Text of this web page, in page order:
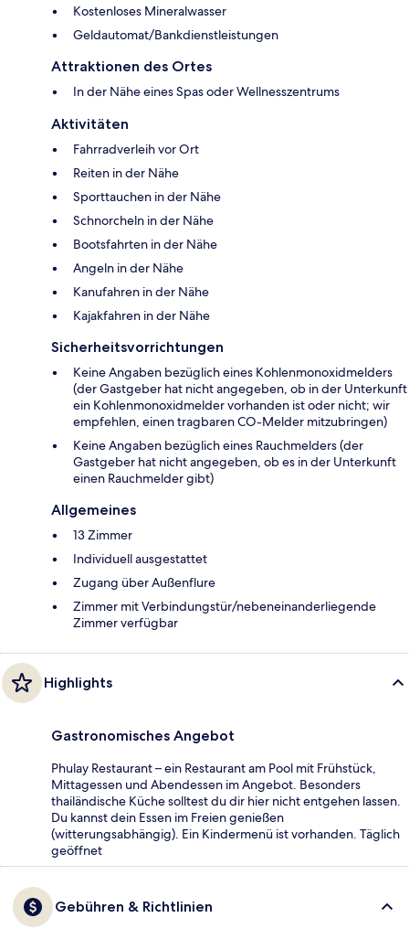
Kostenloses Mineralwasser
Geldautomat/Bankdienstleistungen
Attraktionen des Ortes
In der Nähe eines Spas oder Wellnesszentrums
Aktivitäten
Fahrradverleih vor Ort
Reiten in der Nähe
Sporttauchen in der Nähe
Schnorcheln in der Nähe
Bootsfahrten in der Nähe
Angeln in der Nähe
Kanufahren in der Nähe
Kajakfahren in der Nähe
Sicherheitsvorrichtungen
Keine Angaben bezüglich eines Kohlenmonoxidmelders
(der Gastgeber hat nicht angegeben, ob in der Unterkunft
ein Kohlenmonoxidmelder vorhanden ist oder nicht; wir
empfehlen, einen tragbaren CO-Melder mitzubringen)
Keine Angaben bezüglich eines Rauchmelders (der
Gastgeber hat nicht angegeben, ob es in der Unterkunft
einen Rauchmelder gibt)
Allgemeines
13 Zimmer
Individuell ausgestattet
Zugang über Außenflure
Zimmer mit Verbindungstür/nebeneinanderliegende
Zimmer verfügbar
Highlights
Gastronomisches Angebot
Phulay Restaurant – ein Restaurant am Pool mit Frühstück,
Mittagessen und Abendessen im Angebot. Besonders
thailändische Küche solltest du dir hier nicht entgehen lassen.
Du kannst dein Essen im Freien genießen
(witterungsabhängig). Ein Kindermenü ist vorhanden. Täglich
geöffnet
Gebühren & Richtlinien